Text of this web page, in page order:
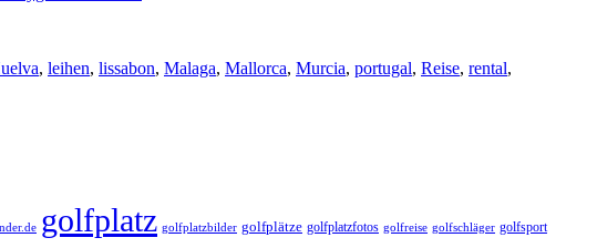
, leihen, lissabon, Malaga, Mallorca, Murcia, portugal, Reise, rental,
golfplatz golfplatzbilder golfplätze golfplatzfotos golfreise golfschläger golfsport